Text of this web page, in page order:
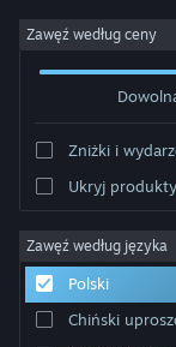
Zaloguj się
Społeczność
Informacje
Wsparcie
Zawęź według ceny
Zniżki i
Ukryj
Zawęź według języka
Polski
Chiński
Producent: 四季
Sortuj według: